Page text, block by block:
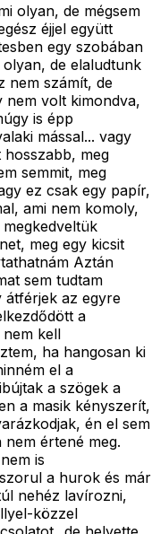
olyan, de mégsem
éjjel együtt
egy szobában
de elaludtunk
nem számít, de
nem volt kimondva,
is épp
mással... vagy
hosszabb, meg
semmit, meg
ez csak egy papír,
ami nem komoly,
meg egy kicsit
Aztán
sem tudtam
átférjek az egyre
a
kell
ha hangosan ki
el a
a szögek a
a masik kényszerít,
én el sem
értené meg.
is
a hurok és már
nehéz lavírozni,
közzel